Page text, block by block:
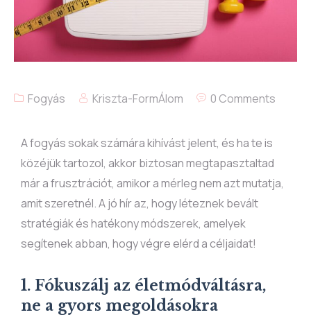
Fogyás Kriszta-FormÁlom 0 Comments
A fogyás sokak számára kihívást jelent, és ha te is
közéjük tartozol, akkor biztosan megtapasztaltad
már a frusztrációt, amikor a mérleg nem azt mutatja,
amit szeretnél. A jó hír az, hogy léteznek bevált
stratégiák és hatékony módszerek, amelyek
segítenek abban, hogy végre elérd a céljaidat!
1. Fókuszálj az életmódváltásra,
ne a gyors megoldásokra